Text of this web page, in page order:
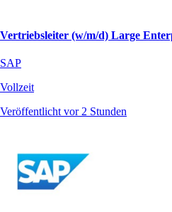
Vertriebsleiter (w/m/d) Large
SAP
Vollzeit
Veröffentlicht vor 2 Stunden